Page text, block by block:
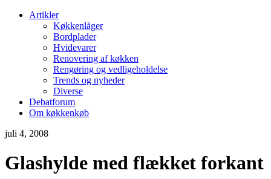
Artikler
Køkkenlåger
Bordplader
Hvidevarer
Renovering af køkken
Rengøring og vedligeholdelse
Trends og nyheder
Diverse
Debatforum
Om køkkenkøb
juli 4, 2008
Glashylde med flækket forkant